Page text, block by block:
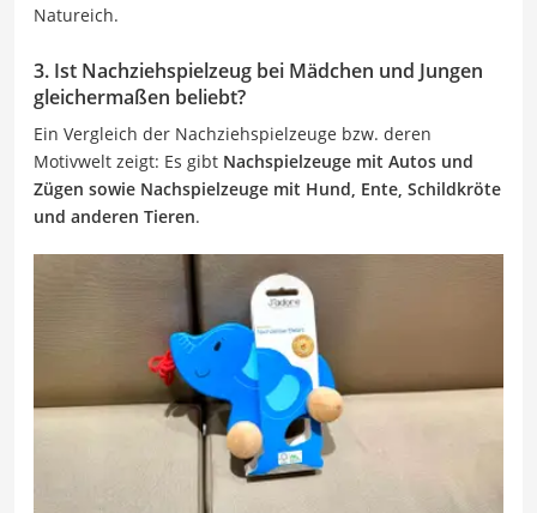
Natureich.
3. Ist Nachziehspielzeug bei Mädchen und Jungen
gleichermaßen beliebt?
Ein Vergleich der Nachziehspielzeuge bzw. deren
Motivwelt zeigt: Es gibt Nachspielzeuge mit Autos und
Zügen sowie Nachspielzeuge mit Hund, Ente, Schildkröte
und anderen Tieren.